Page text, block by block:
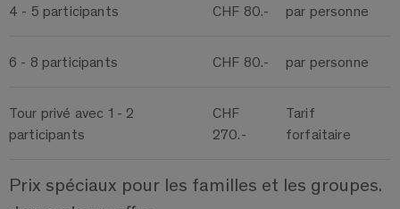
Prix spéciaux pour les familles et les groupes.
4 - 5 participants CHF 80.- par personne
6 - 8 participants CHF 80.- par personne
Tour privé avec 1 - 2
participants
CHF
270.-
Tarif
forfaitaire